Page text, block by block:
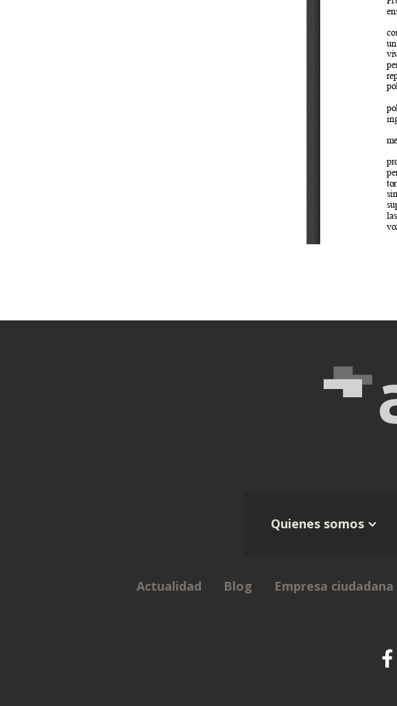
Quienes somos
Actualidad Blog Empresa ciudadana